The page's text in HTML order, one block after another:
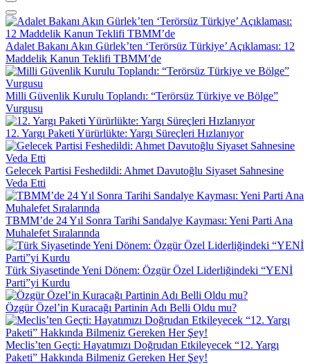
Adalet Bakanı Akın Gürlek’ten ‘Terörsüz Türkiye’ Açıklaması: 12
Maddelik Kanun Teklifi TBMM’de
Milli Güvenlik Kurulu Toplandı: “Terörsüz Türkiye ve Bölge”
Vurgusu
12. Yargı Paketi Yürürlükte: Yargı Süreçleri Hızlanıyor
Gelecek Partisi Feshedildi: Ahmet Davutoğlu Siyaset Sahnesine
Veda Etti
TBMM’de 24 Yıl Sonra Tarihi Sandalye Kayması: Yeni Parti Ana
Muhalefet Sıralarında
Türk Siyasetinde Yeni Dönem: Özgür Özel Liderliğindeki “YENİ
Parti”yi Kurdu
Özgür Özel’in Kuracağı Partinin Adı Belli Oldu mu?
Meclis’ten Geçti: Hayatımızı Doğrudan Etkileyecek “12. Yargı
Paketi” Hakkında Bilmeniz Gereken Her Şey!